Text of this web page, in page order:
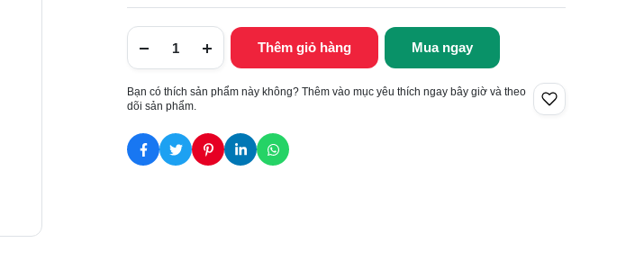
Thêm giỏ hàng Mua ngay
Bạn có thích sản phẩm này không? Thêm vào mục yêu thích ngay bây giờ và theo
dõi sản phẩm.